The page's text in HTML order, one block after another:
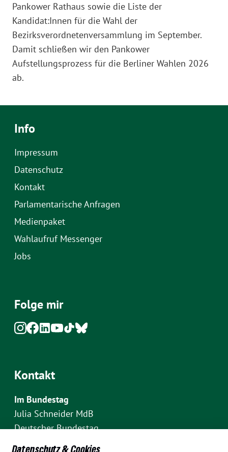
Pankower Rathaus sowie die Liste der
Kandidat:Innen für die Wahl der
Bezirksverordnetenversammlung im September.
Damit schließen wir den Pankower
Aufstellungsprozess für die Berliner Wahlen 2026
ab.
Info
Impressum
Datenschutz
Kontakt
Parlamentarische Anfragen
Medienpaket
Wahlaufruf Messenger
Jobs
Folge mir
Kontakt
Im Bundestag
Julia Schneider MdB
Deutscher Bundestag
Fraktion Bündnis 90/Die Grünen
Datenschutz & Cookies